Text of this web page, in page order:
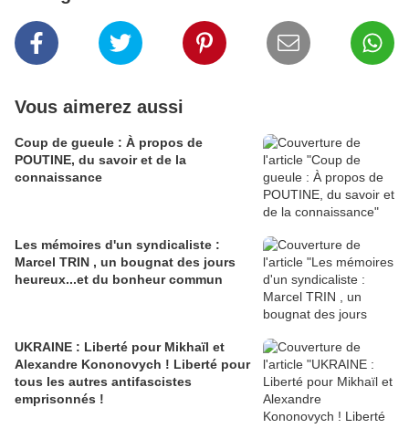
Vous aimerez aussi
Coup de gueule : À propos de
POUTINE, du savoir et de la
connaissance
Les mémoires d'un syndicaliste :
Marcel TRIN , un bougnat des jours
heureux...et du bonheur commun
UKRAINE : Liberté pour Mikhaïl et
Alexandre Kononovych ! Liberté pour
tous les autres antifascistes
emprisonnés !